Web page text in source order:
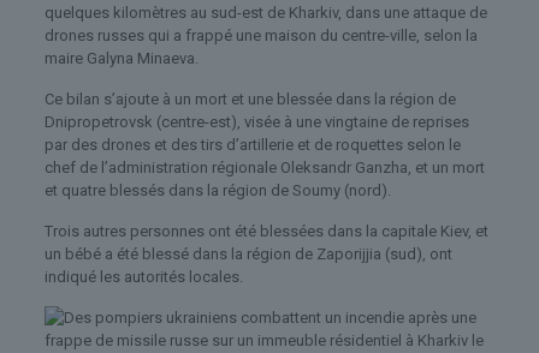
quelques kilomètres au sud-est de Kharkiv, dans une attaque de
drones russes qui a frappé une maison du centre-ville, selon la
maire Galyna Minaeva.
Ce bilan s’ajoute à un mort et une blessée dans la région de
Dnipropetrovsk (centre-est), visée à une vingtaine de reprises
par des drones et des tirs d’artillerie et de roquettes selon le
chef de l’administration régionale Oleksandr Ganzha, et un mort
et quatre blessés dans la région de Soumy (nord).
Trois autres personnes ont été blessées dans la capitale Kiev, et
un bébé a été blessé dans la région de Zaporijjia (sud), ont
indiqué les autorités locales.